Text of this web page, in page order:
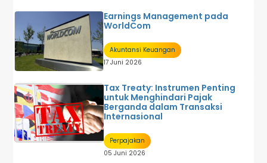
Earnings Management pada
WorldCom
Akuntansi Keuangan
17 Juni 2026
Tax Treaty: Instrumen Penting
untuk Menghindari Pajak
Berganda dalam Transaksi
Internasional
Perpajakan
05 Juni 2026